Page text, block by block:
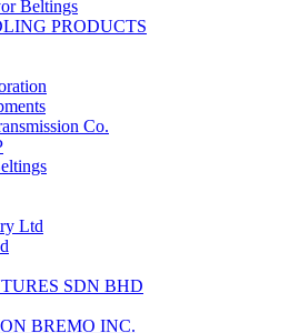
Beltings
PRODUCTS
Co.
Ltd
SDN BHD
BREMO INC.